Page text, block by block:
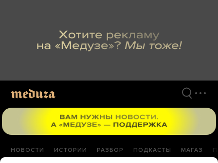
НОВОСТИ ИСТОРИИ РАЗБОР ПОДКАСТЫ МАГАЗ